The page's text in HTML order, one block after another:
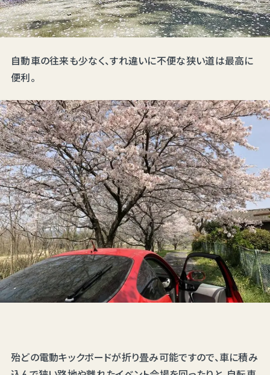
自動車の往来も少なく、すれ違いに不便な狭い道は最高に
便利。
殆どの電動キックボードが折り畳み可能ですので、車に積み